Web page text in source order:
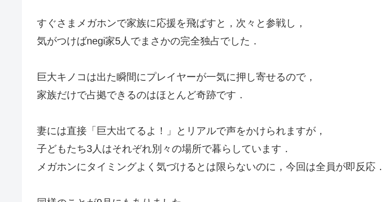
すぐさまメガホンで家族に応援を飛ばすと，次々と参戦し，
気がつけばnegi家5人でまさかの完全独占でした．
巨大キノコは出た瞬間にプレイヤーが一気に押し寄せるので，
家族だけで占拠できるのはほとんど奇跡です．
妻には直接「巨大出てるよ！」とリアルで声をかけられますが，
子どもたち3人はそれぞれ別々の場所で暮らしています．
メガホンにタイミングよく気づけるとは限らないのに，今回は全員が即反応．